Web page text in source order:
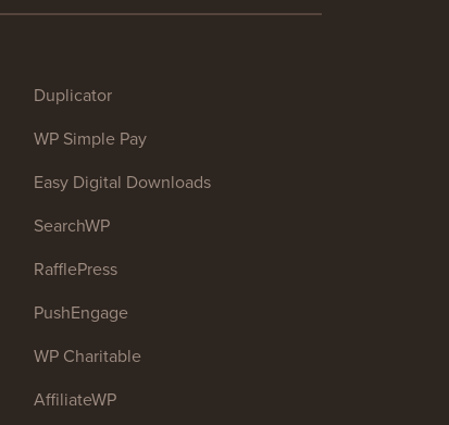
Duplicator
WP Simple Pay
Easy Digital Downloads
SearchWP
RafflePress
PushEngage
WP Charitable
AffiliateWP